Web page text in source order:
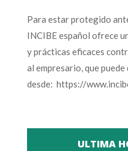
Para estar protegido
INCIBE español ofrece
y prácticas eficaces
al empresario, que
desde: https://
ULTIMA